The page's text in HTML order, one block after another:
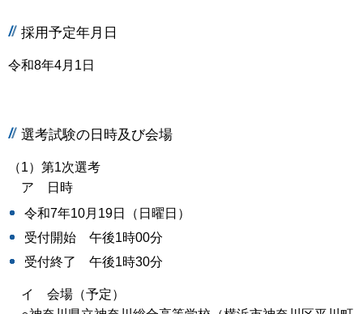
採用予定年月日
令和8年4月1日
選考試験の日時及び会場
（1）第1次選考
ア 日時
令和7年10月19日（日曜日）
受付開始 午後1時00分
受付終了 午後1時30分
イ 会場（予定）